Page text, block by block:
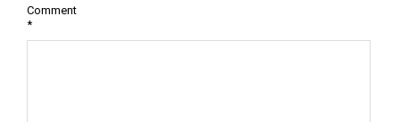
Comment
*